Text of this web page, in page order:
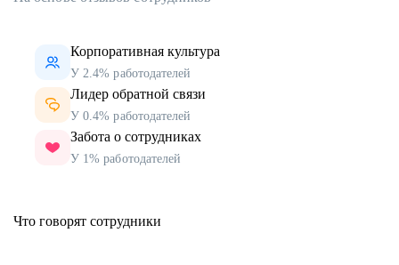
Корпоративная культура
У 2.4% работодателей
Лидер обратной связи
У 0.4% работодателей
Забота о сотрудниках
У 1% работодателей
Что говорят сотрудники